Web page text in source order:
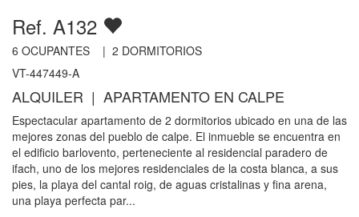
Ref. A132
6 OCUPANTES | 2 DORMITORIOS
VT-447449-A
ALQUILER | APARTAMENTO EN CALPE
Espectacular apartamento de 2 dormitorios ubicado en una de las
mejores zonas del pueblo de calpe. El inmueble se encuentra en
el edificio barlovento, perteneciente al residencial paradero de
ifach, uno de los mejores residenciales de la costa blanca, a sus
pies, la playa del cantal roig, de aguas cristalinas y fina arena,
una playa perfecta par...